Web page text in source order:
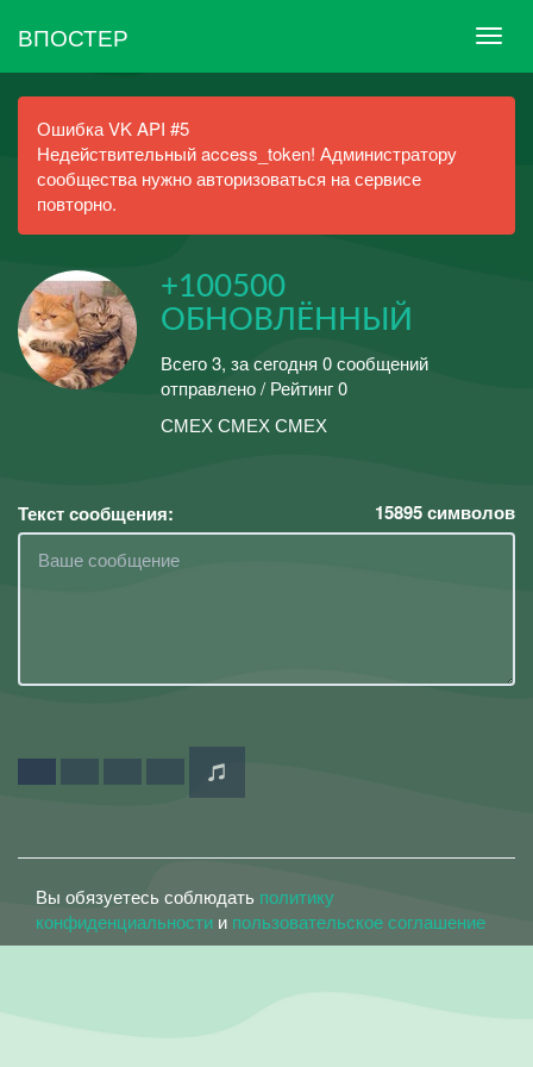
ВПОСТЕР
Ошибка VK API #5
Недействительный access_token! Администратору
сообщества нужно авторизоваться на сервисе
повторно.
+100500
ОБНОВЛЁННЫЙ
Всего 3, за сегодня 0 сообщений
отправлено / Рейтинг 0
СМЕХ СМЕХ СМЕХ
Текст сообщения: 15895символов
Вы обязуетесь соблюдать политику
конфиденциальности и пользовательское соглашение